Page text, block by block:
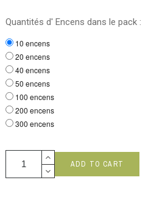
Quantités d' Encens dans le pack :
10 encens
20 encens
40 encens
50 encens
100 encens
200 encens
300 encens
ADD TO CART